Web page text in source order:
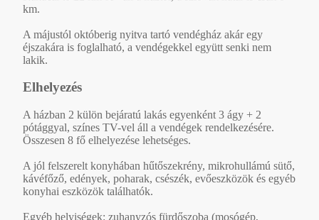
km.
A májustól októberig nyitva tartó vendégház akár egy
éjszakára is foglalható, a vendégekkel együtt senki nem
lakik.
Elhelyezés
A házban 2 külön bejáratú lakás egyenként 3 ágy + 2
pótággyal, színes TV-vel áll a vendégek rendelkezésére.
Összesen 8 fő elhelyezése lehetséges.
A jól felszerelt konyhában hűtőszekrény, mikrohullámú sütő,
kávéfőző, edények, poharak, csészék, evőeszközök és egyéb
konyhai eszközök találhatók.
Egyéb helyiségek: zuhanyzós fürdőszoba (mosógép,